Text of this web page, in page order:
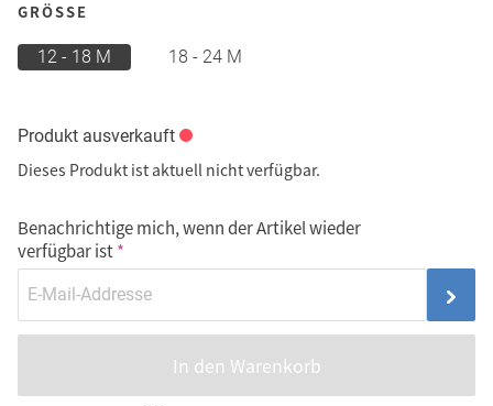
GRÖSSE
12 - 18 M 18 - 24 M
Produkt ausverkauft
Dieses Produkt ist aktuell nicht verfügbar.
Benachrichtige mich, wenn der Artikel wieder
verfügbar ist
In den Warenkorb